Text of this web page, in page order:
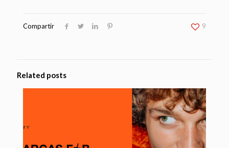
Compartir 9
Related posts